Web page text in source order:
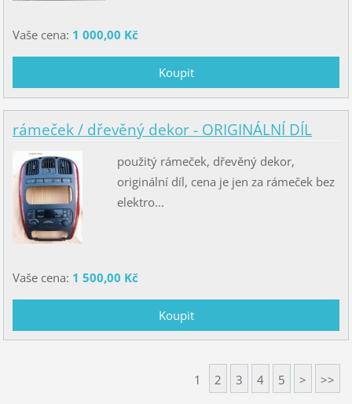
Vaše cena: 1 000,00 Kč
rámeček / dřevěný dekor - ORIGINÁLNÍ DÍL
použitý rámeček, dřevěný dekor,
originální díl, cena je jen za rámeček bez
elektro...
Vaše cena: 1 500,00 Kč
1 2 3 4 5 > >>